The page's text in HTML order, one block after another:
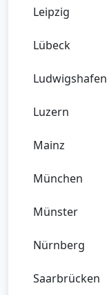
Leipzig
Lübeck
Ludwigshafen
Luzern
Mainz
München
Münster
Nürnberg
Saarbrücken